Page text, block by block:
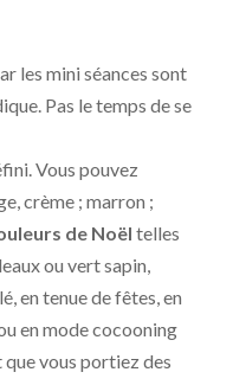
les mini séances sont
Pas le temps de se
Vous pouvez
crème ; marron ;
de Noël telles
ou vert sapin,
en tenue de fêtes, en
en mode cocooning
que vous portiez des